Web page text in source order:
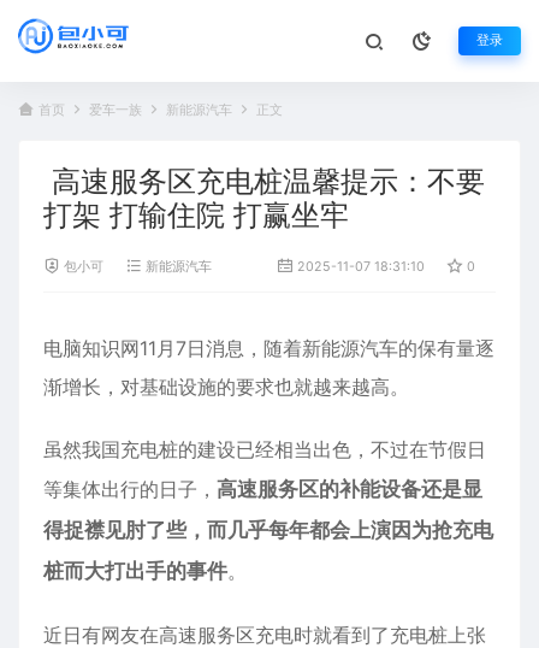
登录
首页 爱车一族 新能源汽车 正文
高速服务区充电桩温馨提示：不要
打架 打输住院 打赢坐牢
包小可 新能源汽车 2025-11-07 18:31:10 0
电脑知识网11月7日消息，随着新能源汽车的保有量逐
渐增长，对基础设施的要求也就越来越高。
虽然我国充电桩的建设已经相当出色，不过在节假日
等集体出行的日子， 高速服务区的补能设备还是显
得捉襟见肘了些，而几乎每年都会上演因为抢充电
桩而大打出手的事件。
近日有网友在高速服务区充电时就看到了充电桩上张